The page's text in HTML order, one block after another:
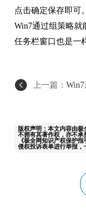
点击确定保存即可。
Win7通过组策略就
任务栏窗口也是一
上一篇： Win7
版权声明：本文内容由
不拥有其著作权，亦不承
《极全网知识产权保护
侵权投诉表单进行举报，